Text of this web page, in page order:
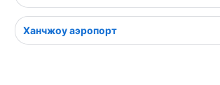
Ханчжоу аэропорт